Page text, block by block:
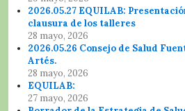
2026.05.27 EQUILAB:
clausura de los talleres
28 mayo, 2026
2026.05.26 Consejo de Salud
Artés.
28 mayo, 2026
EQUILAB:
27 mayo, 2026